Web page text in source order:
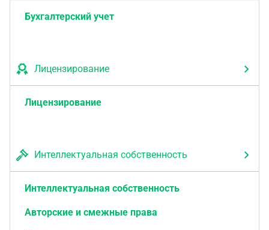
Бухгалтерский учет
Лицензирование
Лицензирование
Интеллектуальная собственность
Интеллектуальная собственность
Авторские и смежные права